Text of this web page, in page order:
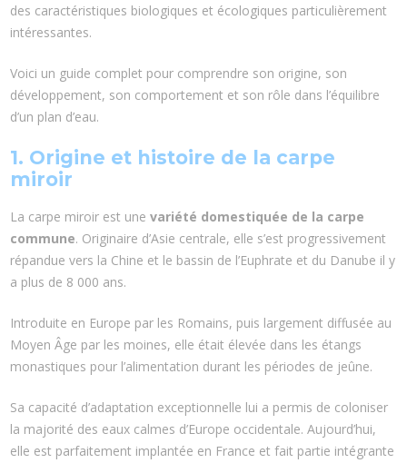
des caractéristiques biologiques et écologiques particulièrement
intéressantes.
Voici un guide complet pour comprendre son origine, son
développement, son comportement et son rôle dans l’équilibre
d’un plan d’eau.
1. Origine et histoire de la carpe
miroir
La carpe miroir est unevariété domestiquée de la carpe
commune. Originaire d’Asie centrale, elle s’est progressivement
répandue vers la Chine et le bassin de l’Euphrate et du Danube il y
a plus de 8 000 ans.
Introduite en Europe par les Romains, puis largement diffusée au
Moyen Âge par les moines, elle était élevée dans les étangs
monastiques pour l’alimentation durant les périodes de jeûne.
Sa capacité d’adaptation exceptionnelle lui a permis de coloniser
la majorité des eaux calmes d’Europe occidentale. Aujourd’hui,
elle est parfaitement implantée en France et fait partie intégrante